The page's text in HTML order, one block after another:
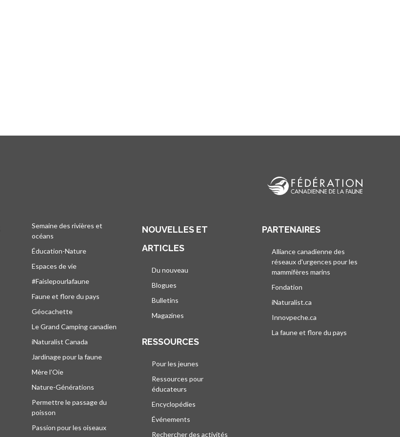
Semaine des rivières et
océans
Éducation-Nature
Espaces de vie
#Faislepourlafaune
Faune et flore du pays
Géocachette
Le Grand Camping canadien
iNaturalist Canada
Jardinage pour la faune
Mère l’Oie
Nature-Générations
Permettre le passage du
poisson
Passion pour les oiseaux
NOUVELLES ET
ARTICLES
Du nouveau
Blogues
Bulletins
Magazines
RESSOURCES
Pour les jeunes
Ressources pour
éducateurs
Encyclopédies
Événements
Rechercher des activités
PARTENAIRES
Alliance canadienne des
réseaux d'urgences pour les
mammifères marins
Fondation
iNaturalist.ca
Innovpeche.ca
La faune et flore du pays